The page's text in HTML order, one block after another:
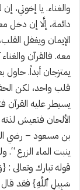
والغناء. يا إخوتي،
دائمة، إلَّا إن دخل
الإيمان ويغفل
معه. فالقرآن
يمتزجان أبداً.
قلب واحد، لكن
يسيطر عليه
الألحان فتعيش
بن مسعود – رضي
ينبت الماء الزرع “.
قوله تبارك
سَبِيلِ ٱللَّهِ} فقد